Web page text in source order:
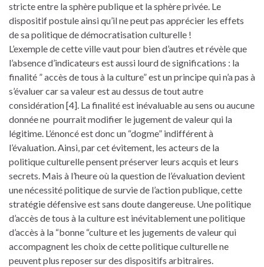
stricte entre la sphère publique et la sphère privée. Le
dispositif postule ainsi qu’il ne peut pas apprécier les effets
de sa politique de démocratisation culturelle !
L’exemple de cette ville vaut pour bien d’autres et révèle que
l’absence d’indicateurs est aussi lourd de significations : la
finalité ” accès de tous à la culture” est un principe qui n’a pas à
s’évaluer car sa valeur est au dessus de tout autre
considération [4]. La finalité est inévaluable au sens ou aucune
donnée ne pourrait modifier le jugement de valeur qui la
légitime. L’énoncé est donc un “dogme” indifférent à
l’évaluation. Ainsi, par cet évitement, les acteurs de la
politique culturelle pensent préserver leurs acquis et leurs
secrets. Mais à l’heure où la question de l’évaluation devient
une nécessité politique de survie de l’action publique, cette
stratégie défensive est sans doute dangereuse. Une politique
d’accès de tous à la culture est inévitablement une politique
d’accès à la “bonne “culture et les jugements de valeur qui
accompagnent les choix de cette politique culturelle ne
peuvent plus reposer sur des dispositifs arbitraires.